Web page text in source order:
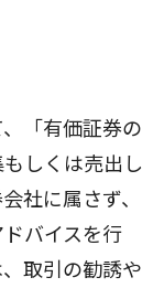
「有価証券の
しくは売出し
社に属さず、
バイスを行
取引の勧誘や